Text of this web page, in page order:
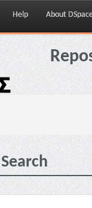
Help About
Search